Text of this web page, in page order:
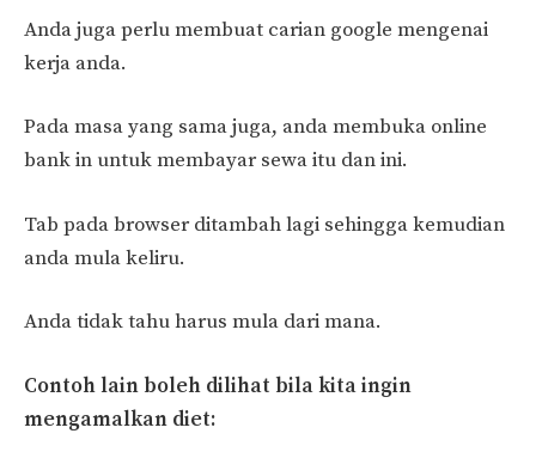
Anda juga perlu membuat carian google mengenai
kerja anda.
Pada masa yang sama juga, anda membuka online
bank in untuk membayar sewa itu dan ini.
Tab pada browser ditambah lagi sehingga kemudian
anda mula keliru.
Anda tidak tahu harus mula dari mana.
Contoh lain boleh dilihat bila kita ingin
mengamalkan diet: